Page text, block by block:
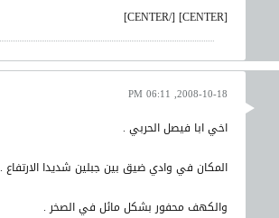
[CENTER] [/CENTER]
2008-10-18, 06:11 PM
اخي ابا فيصل الحربي .
المكان في وادي ضيق بين جبلين شديدا الارتفاع .
والكهف محفور بشكل مائل في الصخر .